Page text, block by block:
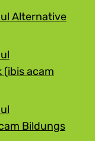
Alternative
acam
Bildungs